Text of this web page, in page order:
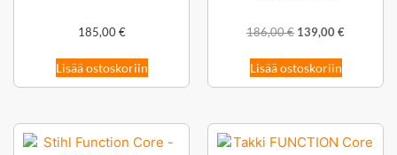
185,00€
Lisää ostoskoriin
186,00€ 139,00€
Lisää ostoskoriin